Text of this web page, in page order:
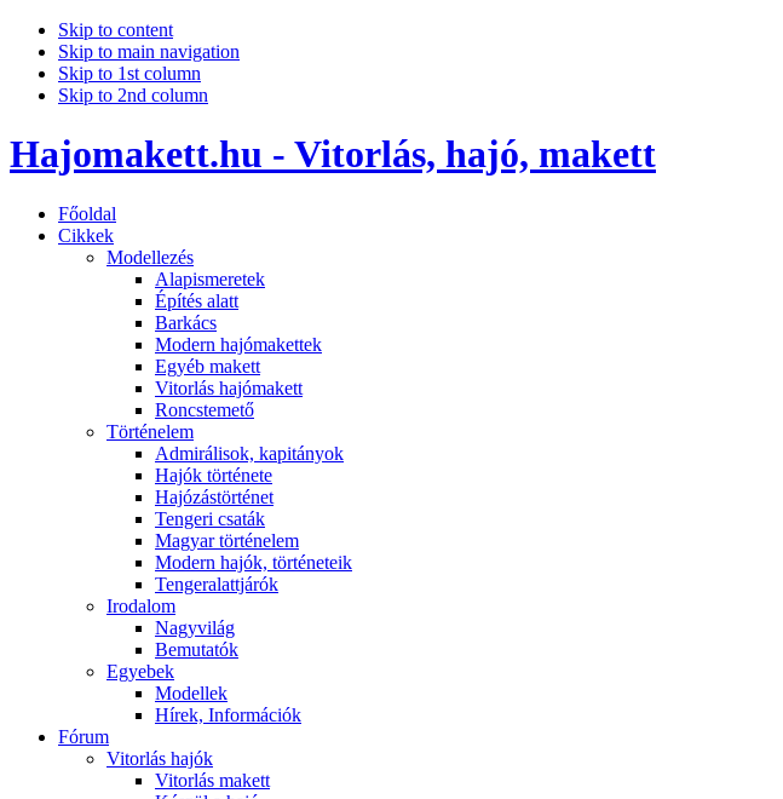
Skip to content
Skip to main navigation
Skip to 1st column
Skip to 2nd column
Hajomakett.hu - Vitorlás, hajó, makett
Főoldal
Cikkek
Modellezés
Alapismeretek
Építés alatt
Barkács
Modern hajómakettek
Egyéb makett
Vitorlás hajómakett
Roncstemető
Történelem
Admirálisok, kapitányok
Hajók története
Hajózástörténet
Tengeri csaták
Magyar történelem
Modern hajók, történeteik
Tengeralattjárók
Irodalom
Nagyvilág
Bemutatók
Egyebek
Modellek
Hírek, Információk
Fórum
Vitorlás hajók
Vitorlás makett